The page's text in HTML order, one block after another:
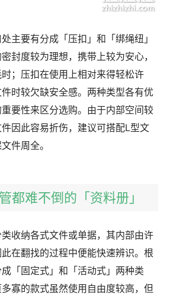
主要有分成「压扣」和「绑绳纽」
封度较为理想，携带上较为安心，
；压扣在使用上相对来得轻松许
时较欠缺安全感。两种类型各有优
要性来区分选购。由于内部空间较
因此容易折伤，建议可搭配L型文
件周全。
都难不倒的「资料册」
收纳各式文件或单据，其内部由许
在翻找的过程中便能快速辨识。根
「固定式」和「活动式」两种类
寡的款式虽然使用自由度较高，但